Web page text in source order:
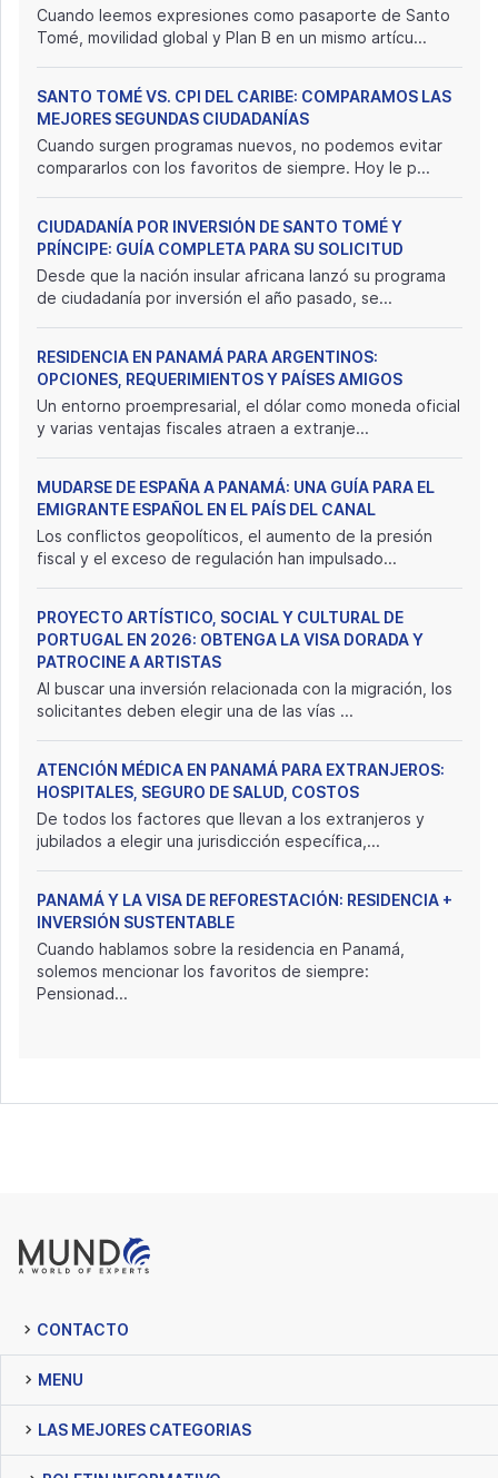
Cuando leemos expresiones como pasaporte de Santo
Tomé, movilidad global y Plan B en un mismo artícu...
SANTO TOMÉ VS. CPI DEL CARIBE: COMPARAMOS LAS
MEJORES SEGUNDAS CIUDADANÍAS
Cuando surgen programas nuevos, no podemos evitar
compararlos con los favoritos de siempre. Hoy le p...
CIUDADANÍA POR INVERSIÓN DE SANTO TOMÉ Y
PRÍNCIPE: GUÍA COMPLETA PARA SU SOLICITUD
Desde que la nación insular africana lanzó su programa
de ciudadanía por inversión el año pasado, se...
RESIDENCIA EN PANAMÁ PARA ARGENTINOS:
OPCIONES, REQUERIMIENTOS Y PAÍSES AMIGOS
Un entorno proempresarial, el dólar como moneda oficial
y varias ventajas fiscales atraen a extranje...
MUDARSE DE ESPAÑA A PANAMÁ: UNA GUÍA PARA EL
EMIGRANTE ESPAÑOL EN EL PAÍS DEL CANAL
Los conflictos geopolíticos, el aumento de la presión
fiscal y el exceso de regulación han impulsado...
PROYECTO ARTÍSTICO, SOCIAL Y CULTURAL DE
PORTUGAL EN 2026: OBTENGA LA VISA DORADA Y
PATROCINE A ARTISTAS
Al buscar una inversión relacionada con la migración, los
solicitantes deben elegir una de las vías ...
ATENCIÓN MÉDICA EN PANAMÁ PARA EXTRANJEROS:
HOSPITALES, SEGURO DE SALUD, COSTOS
De todos los factores que llevan a los extranjeros y
jubilados a elegir una jurisdicción específica,...
PANAMÁ Y LA VISA DE REFORESTACIÓN: RESIDENCIA +
INVERSIÓN SUSTENTABLE
Cuando hablamos sobre la residencia en Panamá,
solemos mencionar los favoritos de siempre:
Pensionad...
CONTACTO
MENU
LAS MEJORES CATEGORIAS